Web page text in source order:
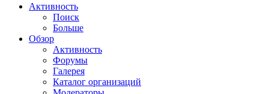
Активность
Поиск
Больше
Обзор
Активность
Форумы
Галерея
Каталог организаций